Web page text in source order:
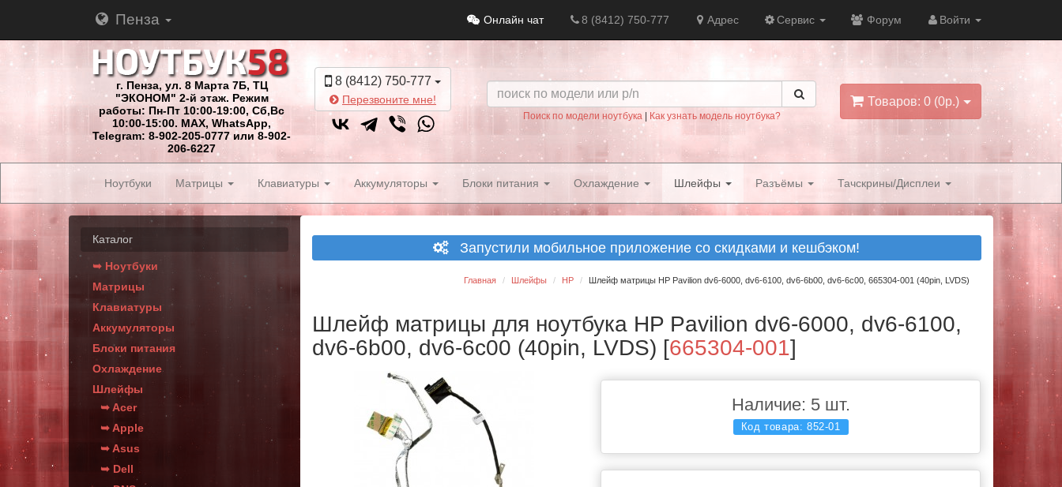
Пенза Онлайн чат 8 (8412) 750-777 Адрес Сервис Форум Войти
г. Пенза, ул. 8 Марта 7Б, ТЦ
"ЭКОНОМ" 2-й этаж. Режим
работы: Пн-Пт 10:00-19:00, Сб,Вс
10:00-15:00. MAX, WhatsApp,
Telegram: 8-902-205-0777 или 8-902-
206-6227
8 (8412) 750-777
Перезвоните мне!
Поиск по модели ноутбука| Как узнать модель ноутбука?
Товаров: 0 (0р.)
Ноутбуки Матрицы Клавиатуры Аккумуляторы Блоки питания Охлаждение Шлейфы Разъёмы Тачскрины/Дисплеи
Каталог
➥ Ноутбуки
Матрицы
Клавиатуры
Аккумуляторы
Блоки питания
Охлаждение
Шлейфы
➥ Acer
➥ Apple
➥ Asus
➥ Dell
Запустили мобильное приложение со скидками и кешбэком!
Главная Шлейфы HP Шлейф матрицы HP Pavilion dv6-6000, dv6-6100, dv6-6b00, dv6-6c00, 665304-001 (40pin, LVDS)
Шлейф матрицы для ноутбука HP Pavilion dv6-6000, dv6-6100,
dv6-6b00, dv6-6c00 (40pin, LVDS) [665304-001]
Наличие: 5 шт.
Код товара: 852-01